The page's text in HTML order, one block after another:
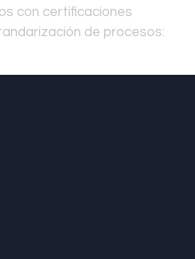
con certificaciones
de procesos: